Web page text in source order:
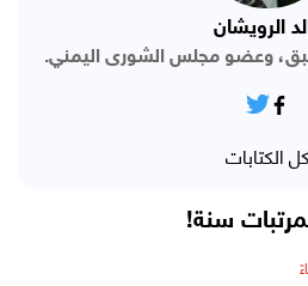
الرويشان
وعضو مجلس الشورى اليمني.
كل الكتابات
سنة!